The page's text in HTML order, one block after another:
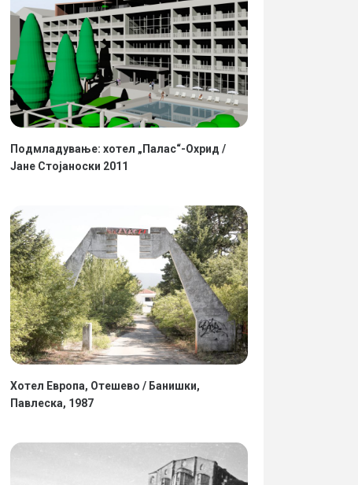
Подмладување: хотел „Палас“-Охрид /
Јане Стојаноски 2011
Хотел Европа, Отешево / Банишки,
Павлеска, 1987